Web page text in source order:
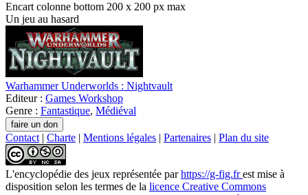
Encart colonne bottom 200 x 200 px max
Un jeu au hasard
Warhammer Underworlds : Nightvault
Editeur : Games Workshop
Genre : Fantastique, Médiéval
Contact | Charte | Mentions légales | Partenaires | Plan du site
L'encyclopédie des jeux représentée parhttps://g-fig.frest mise à
disposition selon les termes de la licence Creative Commons